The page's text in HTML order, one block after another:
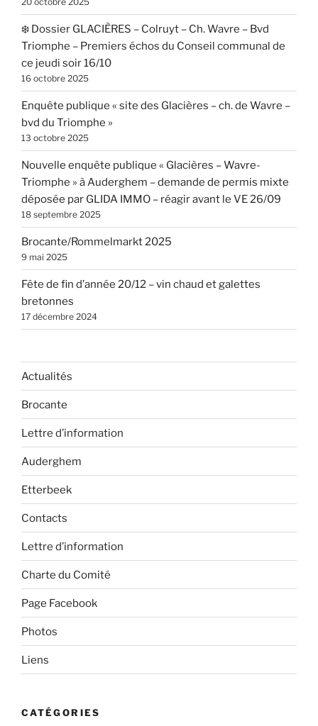
❄️ Dossier GLACIÈRES – Colruyt – Ch. Wavre – Bvd
Triomphe – Premiers échos du Conseil communal de
ce jeudi soir 16/10
16 octobre 2025
Enquête publique « site des Glacières – ch. de Wavre –
bvd du Triomphe »
13 octobre 2025
Nouvelle enquête publique « Glacières – Wavre-
Triomphe » à Auderghem – demande de permis mixte
déposée par GLIDA IMMO – réagir avant le VE 26/09
18 septembre 2025
Brocante/Rommelmarkt 2025
9 mai 2025
Fête de fin d’année 20/12 – vin chaud et galettes
bretonnes
17 décembre 2024
Actualités
Brocante
Lettre d’information
Auderghem
Etterbeek
Contacts
Lettre d’information
Charte du Comité
Page Facebook
Photos
Liens
CATÉGORIES